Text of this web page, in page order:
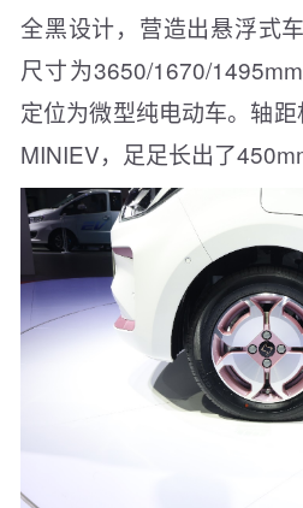
全黑设计，营造出悬浮式
尺寸为3650/1670/
定位为微型纯电动车。轴距
MINIEV，足足长出了